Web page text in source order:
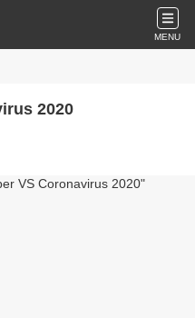
MENU
2020